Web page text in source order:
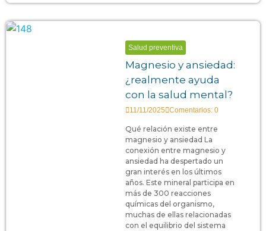
Salud preventiva
Magnesio y ansiedad:
¿realmente ayuda
con la salud mental?
11/11/2025 Comentarios: 0
Qué relación existe entre
magnesio y ansiedad La
conexión entre magnesio y
ansiedad ha despertado un
gran interés en los últimos
años. Este mineral participa en
más de 300 reacciones
químicas del organismo,
muchas de ellas relacionadas
con el equilibrio del sistema